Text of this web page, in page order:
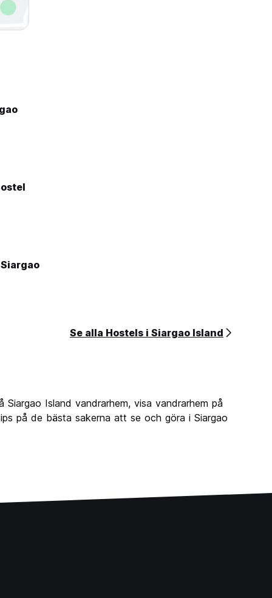
Se alla Hostels i Siargao Island
Island vandrarhem, visa vandrarhem på
på de bästa sakerna att se och göra i Siargao